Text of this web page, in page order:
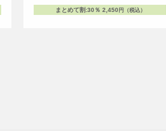
デバイスの同時充電が可能です。 またチャ
ージャー残容量が分かるLEDライト付きで便
まとめて割:30％ 2,450 円（税込）